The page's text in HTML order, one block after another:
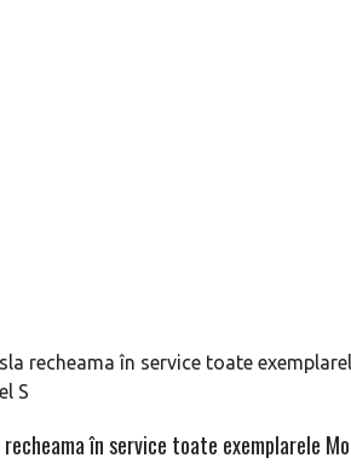
recheama în service toate exemplarele